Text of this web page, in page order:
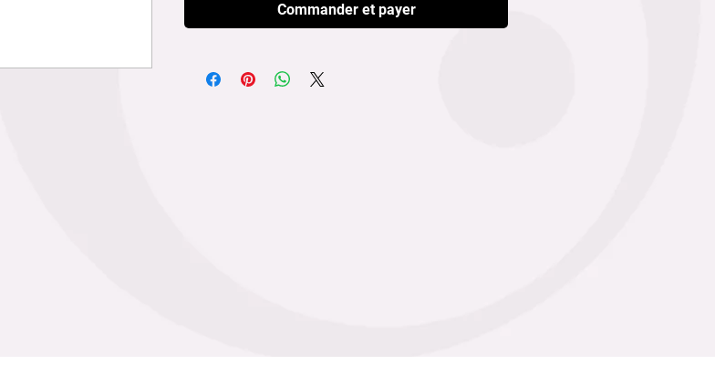
Commander et payer